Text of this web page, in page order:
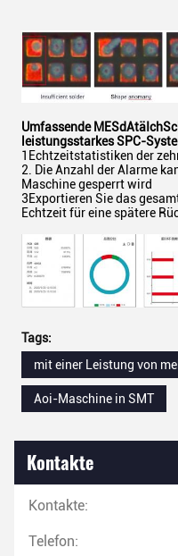
Umfassende MESdAtä Ich
leistungsstarkes SPC-
1Echtzeitstatistiken der
2. Die Anzahl der Alarme
Maschine gesperrt wird
3Exportieren Sie das
Echtzeit für eine spätere
Tags:
mit einer Leistung von
Aoi-Maschine in SMT
Kontakte
Kontakte:
Telefon: